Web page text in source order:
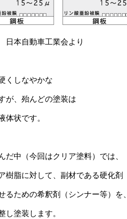
本自動車工業会より
くしなやかな
が、殆んどの塗装は
体状です。
だ中（今回はクリア塗料）では、
樹脂に対して、副材である硬化剤
るための希釈剤（シンナー等）を
し塗装します。